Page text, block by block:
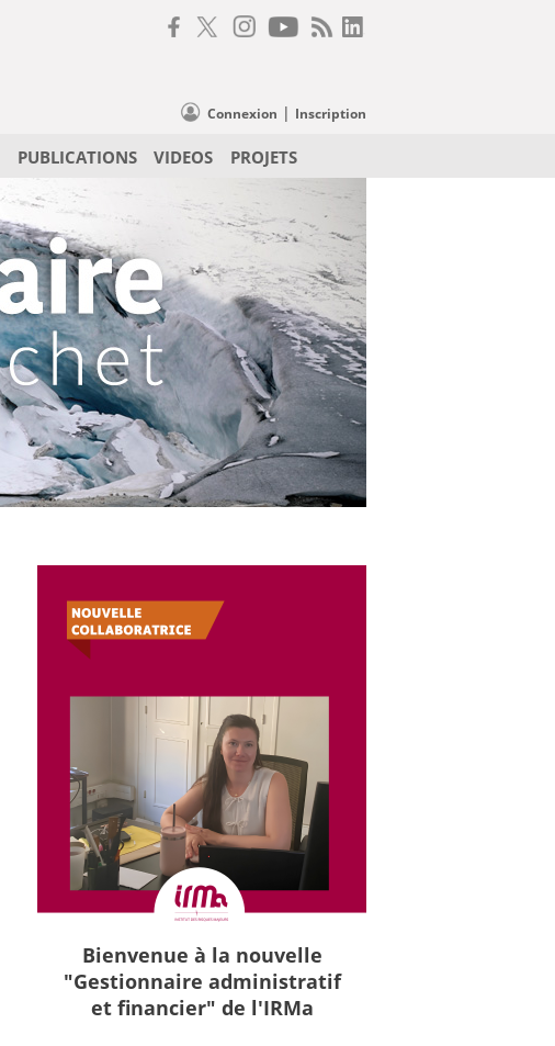
Connexion | Inscription
PUBLICATIONS VIDEOS PROJETS
Bienvenue à la nouvelle
"Gestionnaire administratif
et financier" de l'IRMa